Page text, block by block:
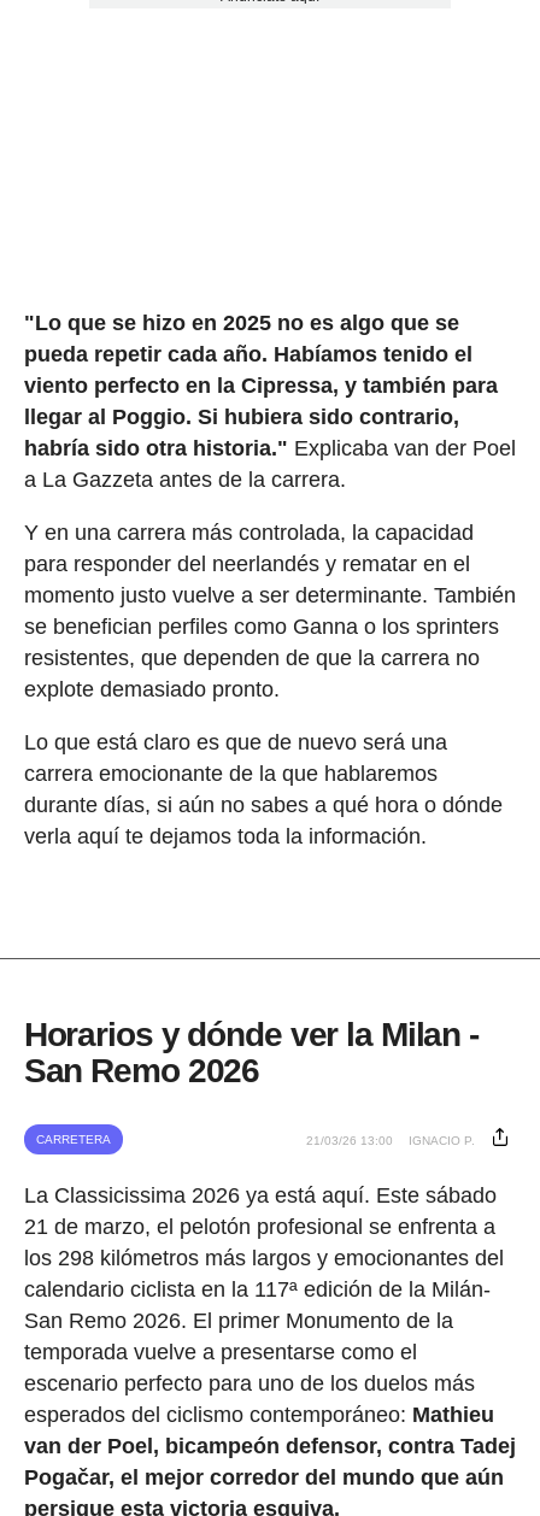
"Lo que se hizo en 2025 no es algo que se
pueda repetir cada año. Habíamos tenido el
viento perfecto en la Cipressa, y también para
llegar al Poggio. Si hubiera sido contrario,
habría sido otra historia." Explicaba van der Poel
a La Gazzeta antes de la carrera.
Y en una carrera más controlada, la capacidad
para responder del neerlandés y rematar en el
momento justo vuelve a ser determinante. También
se benefician perfiles como Ganna o los sprinters
resistentes, que dependen de que la carrera no
explote demasiado pronto.
Lo que está claro es que de nuevo será una
carrera emocionante de la que hablaremos
durante días, si aún no sabes a qué hora o dónde
verla aquí te dejamos toda la información.
Horarios y dónde ver la Milan -
San Remo 2026
CARRETERA 21/03/26 13:00 IGNACIO P.
La Classicissima 2026 ya está aquí. Este sábado
21 de marzo, el pelotón profesional se enfrenta a
los 298 kilómetros más largos y emocionantes del
calendario ciclista en la 117ª edición de la Milán-
San Remo 2026. El primer Monumento de la
temporada vuelve a presentarse como el
escenario perfecto para uno de los duelos más
esperados del ciclismo contemporáneo: Mathieu
van der Poel, bicampeón defensor, contra Tadej
Pogačar, el mejor corredor del mundo que aún
persigue esta victoria esquiva.